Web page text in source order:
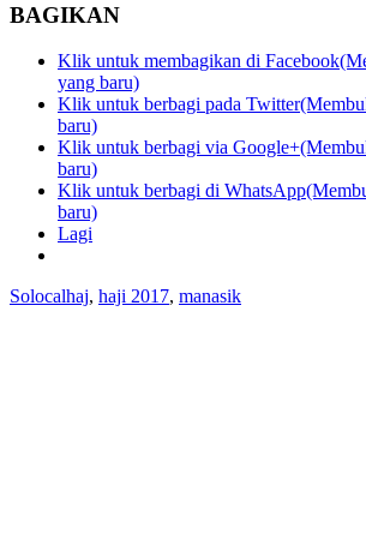
BAGIKAN
Klik untuk membagikan di
yang baru)
Klik untuk berbagi pada
baru)
Klik untuk berbagi via
baru)
Klik untuk berbagi di
baru)
Lagi
Solocalhaj, haji 2017, manasik